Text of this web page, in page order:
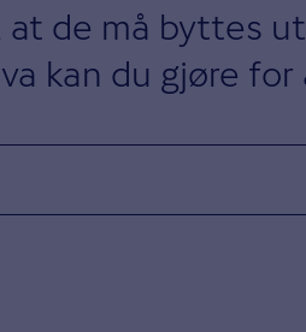
de må byttes
kan du gjøre for